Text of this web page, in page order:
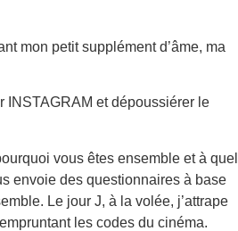
mon petit supplément d’âme, ma
INSTAGRAM et dépoussiérer le
vous êtes ensemble et à quel
envoie des questionnaires à base
Le jour J, à la volée, j’attrape
les codes du cinéma.